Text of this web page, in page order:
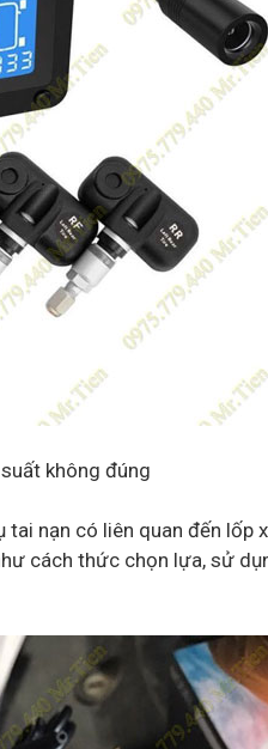
không đúng
nạn có liên quan đến
cách thức chọn lựa, sử